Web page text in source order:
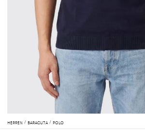
HERREN BARACUTA POLO